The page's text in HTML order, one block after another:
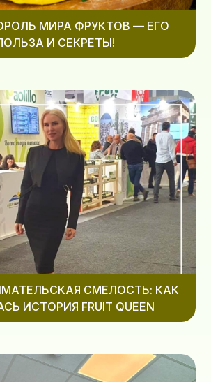
МИРА ФРУКТОВ — ЕГО
И СЕКРЕТЫ!
СМЕЛОСТЬ: КАК
ИСТОРИЯ FRUIT QUEEN